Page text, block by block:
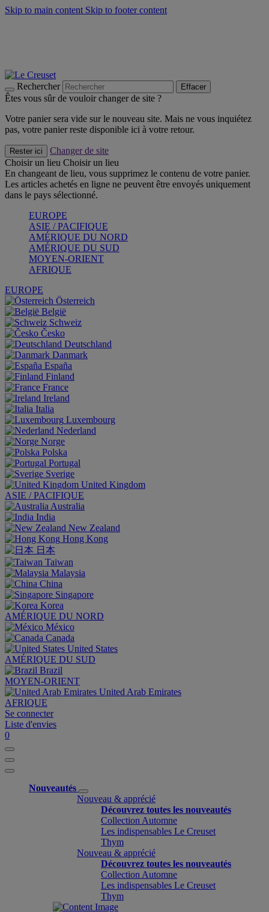
Skip to main content Skip to footer content
Rechercher Effacer
Êtes vous sûr de vouloir changer de site ?
Votre panier sera vide sur le nouveau site. Mais ne vous inquiétez
pas, votre panier reste disponible ici à votre retour.
Rester ici
Changer de site
Choisir un lieu Choisir un lieu
En changeant de lieu, vous supprimez le contenu de votre panier.
Les articles achetés en ligne ne peuvent être envoyés uniquement
dans le pays sélectionné.
EUROPE
ASIE / PACIFIQUE
AMÉRIQUE DU NORD
AMÉRIQUE DU SUD
MOYEN-ORIENT
AFRIQUE
EUROPE
Österreich
België
Schweiz
Česko
Deutschland
Danmark
España
Finland
France
Ireland
Italia
Luxembourg
Nederland
Norge
Polska
Portugal
Sverige
United Kingdom
ASIE / PACIFIQUE
Australia
India
New Zealand
Hong Kong
日本
Taiwan
Malaysia
China
Singapore
Korea
AMÉRIQUE DU NORD
México
Canada
United States
AMÉRIQUE DU SUD
Brazil
MOYEN-ORIENT
United Arab Emirates
AFRIQUE
Se connecter
Liste d'envies
0
Nouveautés
Nouveau & apprécié
Découvrez toutes les nouveautés
Collection Automne
Les indispensables Le Creuset
Thym
Nouveau & apprécié
Découvrez toutes les nouveautés
Collection Automne
Les indispensables Le Creuset
Thym